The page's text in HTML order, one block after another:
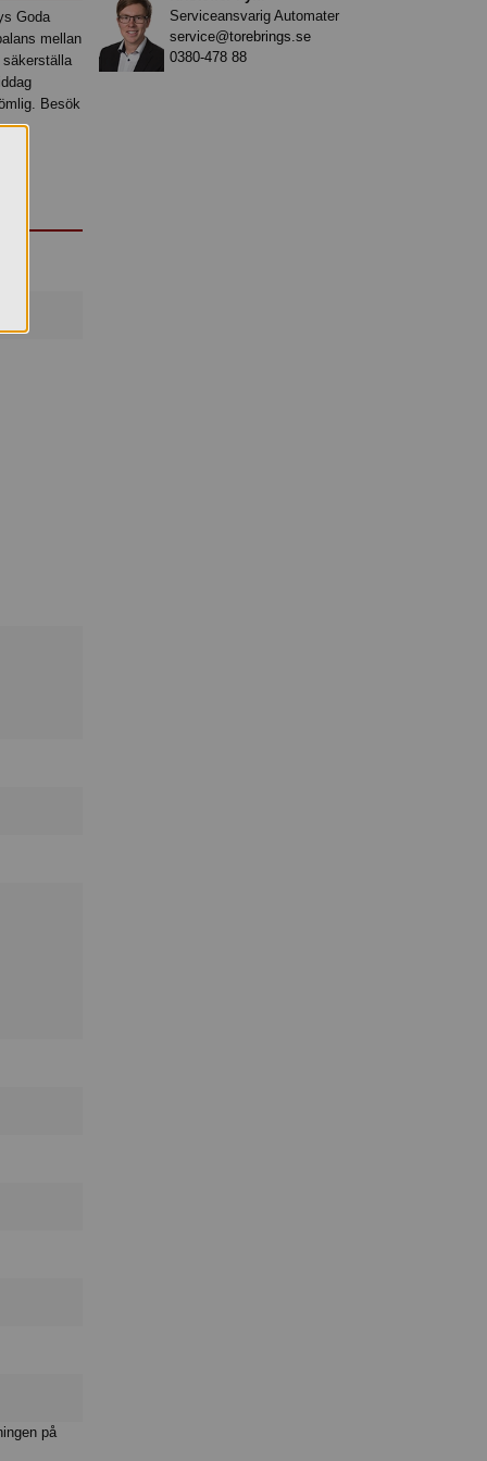
Goda
mellan
säkerställa
Besök
på
Serviceansvarig Automater
service@torebrings.se
0380-478 88